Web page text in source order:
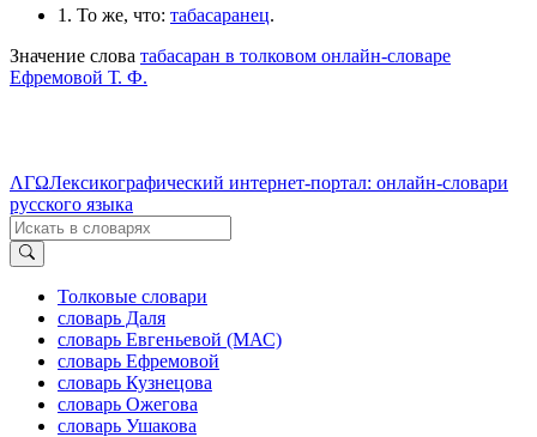
1. То же, что: табасаранец.
Значение слова табасаран в толковом онлайн-словаре
Ефремовой Т. Ф.
ΛΓΩЛексикографический интернет-портал: онлайн-словари
русского языка
Толковые словари
словарь Даля
словарь Евгеньевой (МАС)
словарь Ефремовой
словарь Кузнецова
словарь Ожегова
словарь Ушакова